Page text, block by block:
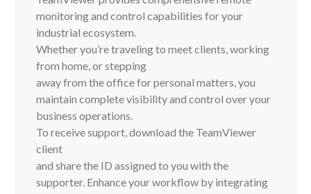
monitoring and control capabilities for your
industrial ecosystem.
Whether you’re traveling to meet clients, working
from home, or stepping
away from the office for personal matters, you
maintain complete visibility and control over your
business operations.
To receive support, download the TeamViewer
client
and share the ID assigned to you with the
supporter. Enhance your workflow by integrating